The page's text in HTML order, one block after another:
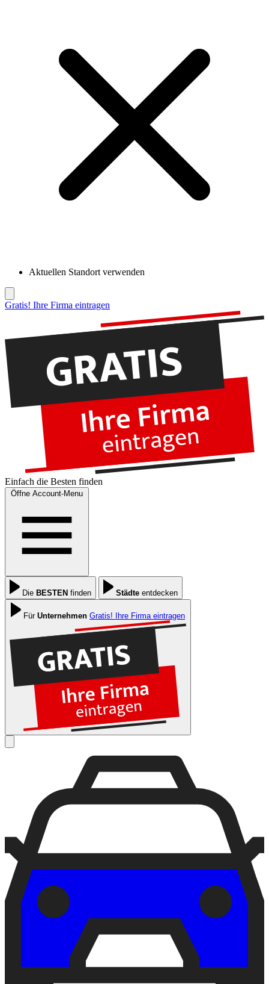
Aktuellen Standort verwenden
Gratis! Ihre Firma eintragen
Einfach die Besten finden
Öffne Account-Menu
Die BESTEN finden Städte entdecken
Für Unternehmen Gratis! Ihre Firma eintragen